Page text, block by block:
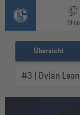
Shop
Übersicht